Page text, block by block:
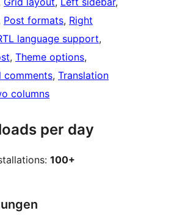
Post formats, Right
language support
, Theme options
comments, Translation
columns
per day
100+